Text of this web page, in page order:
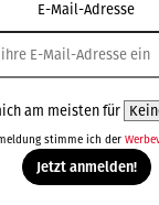
E-Mail-Adresse
am meisten für
stimme ich der
Jetzt anmelden!